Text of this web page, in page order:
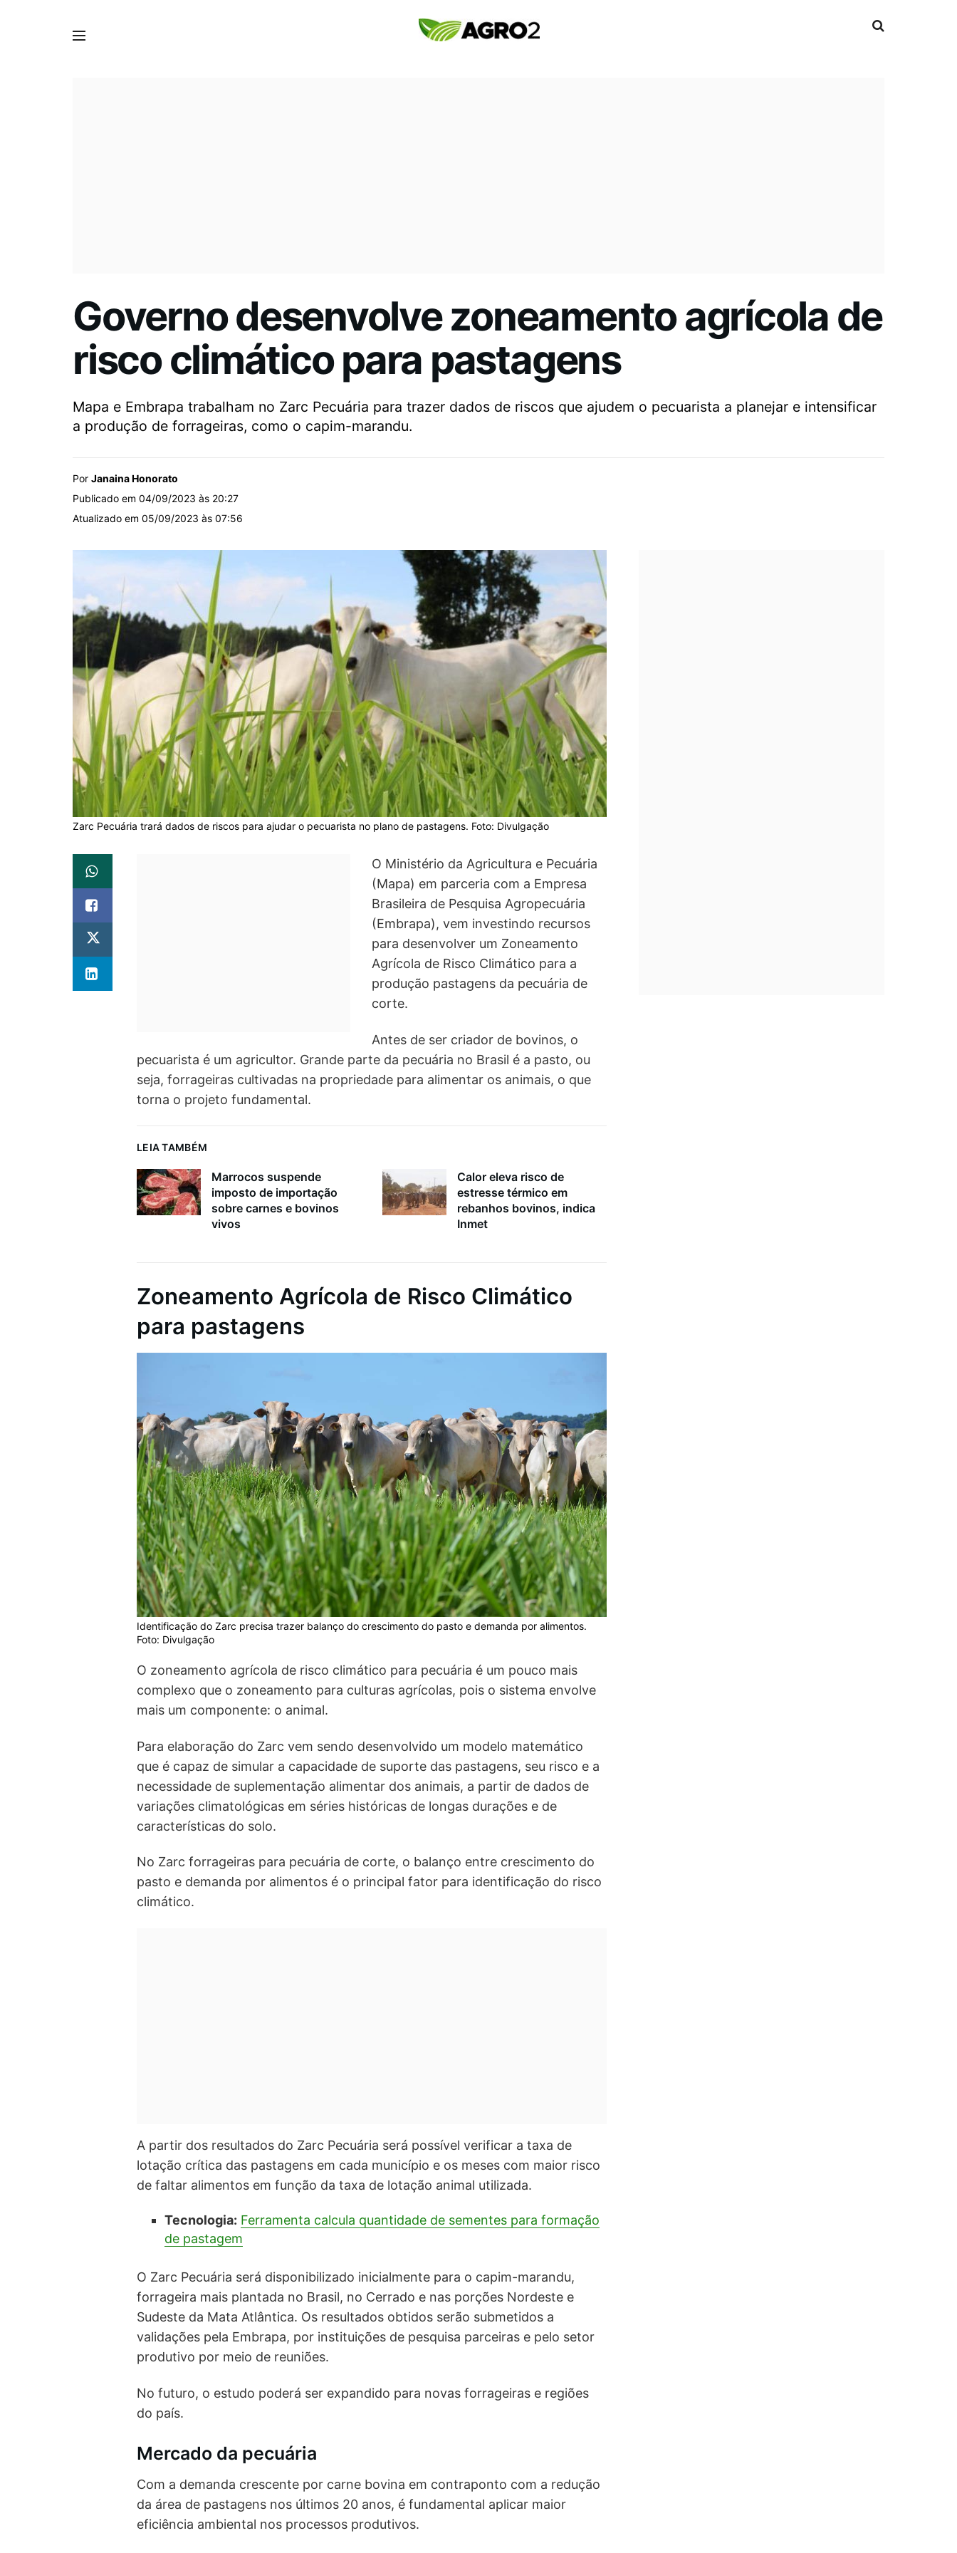
Governo desenvolve zoneamento agrícola de
risco climático para pastagens
Mapa e Embrapa trabalham no Zarc Pecuária para trazer dados de riscos que ajudem o pecuarista a planejar e intensificar
a produção de forrageiras, como o capim-marandu.
Por Janaina Honorato
Publicado em 04/09/2023 às 20:27
Atualizado em 05/09/2023 às 07:56
Zarc Pecuária trará dados de riscos para ajudar o pecuarista no plano de pastagens. Foto: Divulgação
O Ministério da Agricultura e Pecuária
(Mapa) em parceria com a Empresa
Brasileira de Pesquisa Agropecuária
(Embrapa), vem investindo recursos
para desenvolver um Zoneamento
Agrícola de Risco Climático para a
produção pastagens da pecuária de
corte.
Antes de ser criador de bovinos, o
pecuarista é um agricultor. Grande parte da pecuária no Brasil é a pasto, ou
seja, forrageiras cultivadas na propriedade para alimentar os animais, o que
torna o projeto fundamental.
LEIA TAMBÉM
Marrocos suspende
imposto de importação
sobre carnes e bovinos
vivos
Calor eleva risco de
estresse térmico em
rebanhos bovinos, indica
Inmet
Zoneamento Agrícola de Risco Climático
para pastagens
Identificação do Zarc precisa trazer balanço do crescimento do pasto e demanda por alimentos.
Foto: Divulgação
O zoneamento agrícola de risco climático para pecuária é um pouco mais
complexo que o zoneamento para culturas agrícolas, pois o sistema envolve
mais um componente: o animal.
Para elaboração do Zarc vem sendo desenvolvido um modelo matemático
que é capaz de simular a capacidade de suporte das pastagens, seu risco e a
necessidade de suplementação alimentar dos animais, a partir de dados de
variações climatológicas em séries históricas de longas durações e de
características do solo.
No Zarc forrageiras para pecuária de corte, o balanço entre crescimento do
pasto e demanda por alimentos é o principal fator para identificação do risco
climático.
A partir dos resultados do Zarc Pecuária será possível verificar a taxa de
lotação crítica das pastagens em cada município e os meses com maior risco
de faltar alimentos em função da taxa de lotação animal utilizada.
Tecnologia: Ferramenta calcula quantidade de sementes para formação
de pastagem
O Zarc Pecuária será disponibilizado inicialmente para o capim-marandu,
forrageira mais plantada no Brasil, no Cerrado e nas porções Nordeste e
Sudeste da Mata Atlântica. Os resultados obtidos serão submetidos a
validações pela Embrapa, por instituições de pesquisa parceiras e pelo setor
produtivo por meio de reuniões.
No futuro, o estudo poderá ser expandido para novas forrageiras e regiões
do país.
Mercado da pecuária
Com a demanda crescente por carne bovina em contraponto com a redução
da área de pastagens nos últimos 20 anos, é fundamental aplicar maior
eficiência ambiental nos processos produtivos.